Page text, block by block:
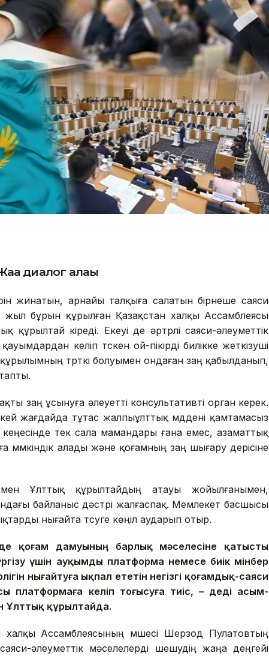
диалог алаңы
жинатын, арнайы талқыға салатын бірнеше саяси
бұрын құрылған Қазақстан халқы Ассамблеясы
кіреді. Екеуі де әртүрлі саяси-әлеуметтік
келіп түскен ой-пікірді билікке жеткізуші
түрткі болуымен ондаған заң қабылданып,
заң ұсынуға әлеуетті консультативті орган керек.
жағдайда тұтас жалпыұлттық мүддені қамтамасыз
тек сала мамандары ғана емес, азаматтық
мүмкіндік алады және қоғамның заң шығару үдерісіне
Ұлттық құрылтайдың атауы жойылғанымен,
байланыс дәстүрі жалғаспақ. Мемлекет басшысы
нығайта түсуге көңіл аударып отыр.
қоғам дамуының барлық мәселесіне қатысты
үшін ауқымды платформа немесе биік мінбер
нығайтуға ықпал ететін негізгі қоғамдық-саяси
платформаға келіп тоғысуға тиіс, – деді Қасым-
Ұлттық құрылтайда.
Ассамблеясының мүшесі Шерзод Пулатовтың
әлеуметтік мәселелерді шешудің жаңа деңгейі